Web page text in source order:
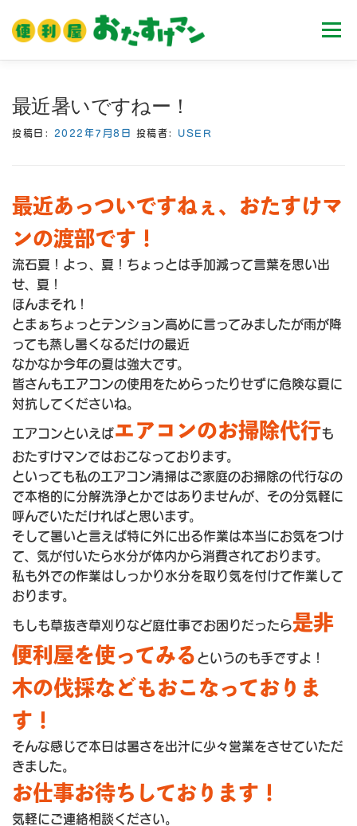
メニ
最近暑いですねー！
投稿日: 2022年7月8日 投稿者: USER
最近あっついですねぇ、おたすけマ
ンの渡部です！
流石夏！よっ、夏！ちょっとは手加減って言葉を思い出
せ、夏！
ほんまそれ！
とまぁちょっとテンション高めに言ってみましたが雨が降
っても蒸し暑くなるだけの最近
なかなか今年の夏は強大です。
皆さんもエアコンの使用をためらったりせずに危険な夏に
対抗してくださいね。
エアコンといえばエアコンのお掃除代行も
おたすけマンではおこなっております。
といっても私のエアコン清掃はご家庭のお掃除の代行なの
で本格的に分解洗浄とかではありませんが、その分気軽に
呼んでいただければと思います。
そして暑いと言えば特に外に出る作業は本当にお気をつけ
て、気が付いたら水分が体内から消費されております。
私も外での作業はしっかり水分を取り気を付けて作業して
おります。
もしも草抜き草刈りなど庭仕事でお困りだったら是非
便利屋を使ってみる というのも手ですよ！
木の伐採などもおこなっておりま
す！
そんな感じで本日は暑さを出汁に少々営業をさせていただ
きました。
お仕事お待ちしております！
気軽にご連絡相談ください。